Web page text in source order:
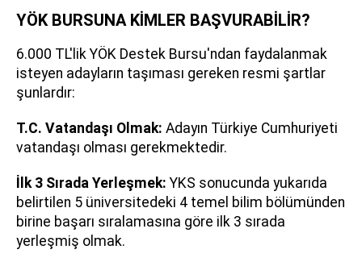
YÖK BURSUNA KİMLER BAŞVURABİLİR?
6.000 TL'lik YÖK Destek Bursu'ndan faydalanmak
isteyen adayların taşıması gereken resmi şartlar
şunlardır:
T.C. Vatandaşı Olmak: Adayın Türkiye Cumhuriyeti
vatandaşı olması gerekmektedir.
İlk 3 Sırada Yerleşmek: YKS sonucunda yukarıda
belirtilen 5 üniversitedeki 4 temel bilim bölümünden
birine başarı sıralamasına göre ilk 3 sırada
yerleşmiş olmak.